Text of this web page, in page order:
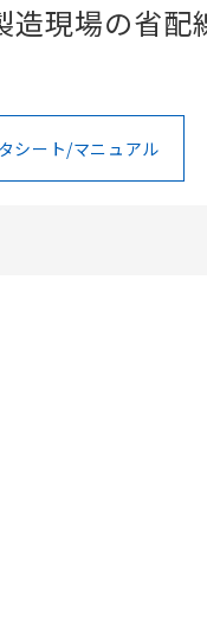
造現場の省配
シート/マニュアル